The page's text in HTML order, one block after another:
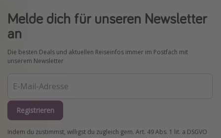
Melde dich für unseren Newsletter
an
Die besten Deals und aktuellen Reiseinfos immer im Postfach mit
unserem Newsletter
Registrieren
Indem du zustimmst, willigst du zugleich gem. Art. 49 Abs. 1 lit. a DSGVO